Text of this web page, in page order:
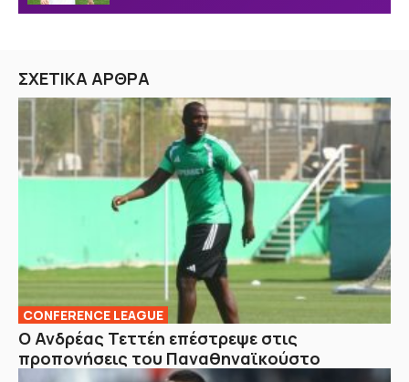
ΣΧΕΤΙΚΑ ΑΡΘΡΑ
CONFERENCE LEAGUE
Ο Ανδρέας Τεττέη επέστρεψε στις
προπονήσεις του Παναθηναϊκούστο